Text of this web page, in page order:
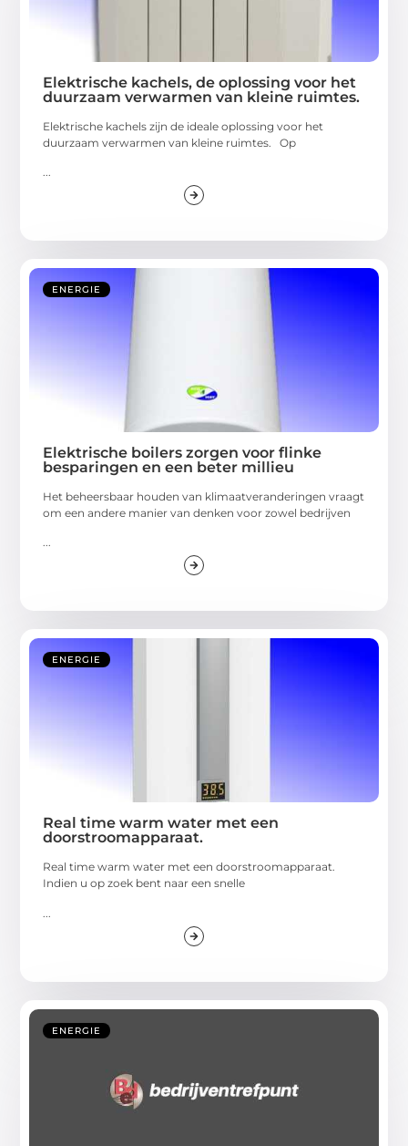
Elektrische kachels, de oplossing voor het
duurzaam verwarmen van kleine ruimtes.
Elektrische kachels zijn de ideale oplossing voor het
duurzaam verwarmen van kleine ruimtes. Op
...
ENERGIE
Elektrische boilers zorgen voor flinke
besparingen en een beter millieu
Het beheersbaar houden van klimaatveranderingen vraagt
om een andere manier van denken voor zowel bedrijven
...
ENERGIE
Real time warm water met een
doorstroomapparaat.
Real time warm water met een doorstroomapparaat.
Indien u op zoek bent naar een snelle
ENERGIE